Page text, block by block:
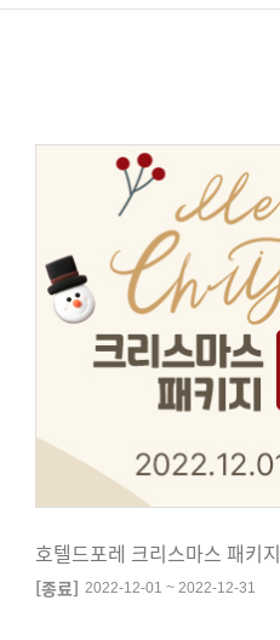
호텔드포레 크리스마스 패키지
[종료] 2022-12-01 ~ 2022-12-31